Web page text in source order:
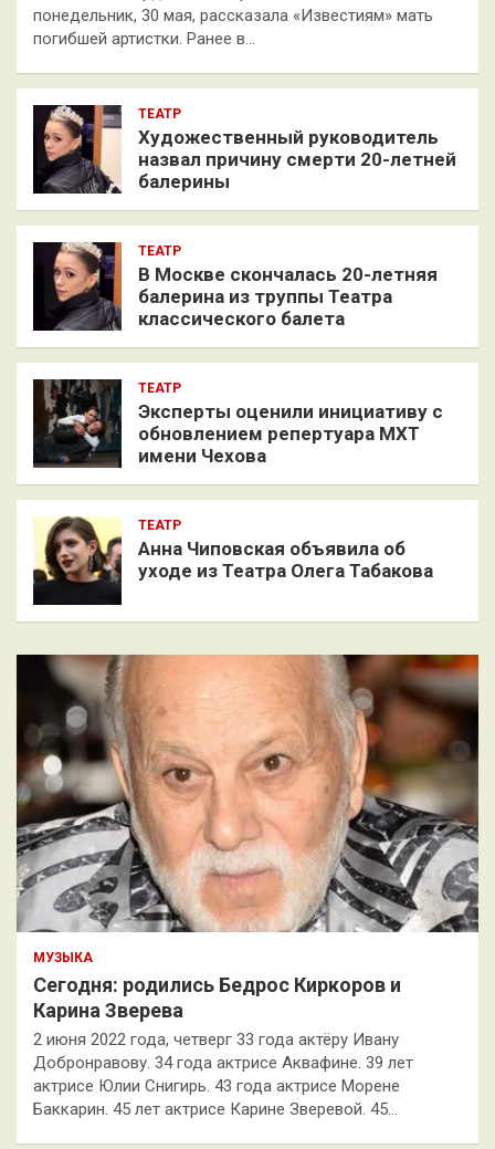
понедельник, 30 мая, рассказала «Известиям» мать
погибшей артистки. Ранее в…
ТЕАТР
Художественный руководитель
назвал причину смерти 20-летней
балерины
ТЕАТР
В Москве скончалась 20-летняя
балерина из труппы Театра
классического балета
ТЕАТР
Эксперты оценили инициативу с
обновлением репертуара МХТ
имени Чехова
ТЕАТР
Анна Чиповская объявила об
уходе из Театра Олега Табакова
МУЗЫКА
Сегодня: родились Бедрос Киркоров и
Карина Зверева
2 июня 2022 года, четверг 33 года актёру Ивану
Добронравову. 34 года актрисе Аквафине. 39 лет
актрисе Юлии Снигирь. 43 года актрисе Морене
Баккарин. 45 лет актрисе Карине Зверевой. 45…